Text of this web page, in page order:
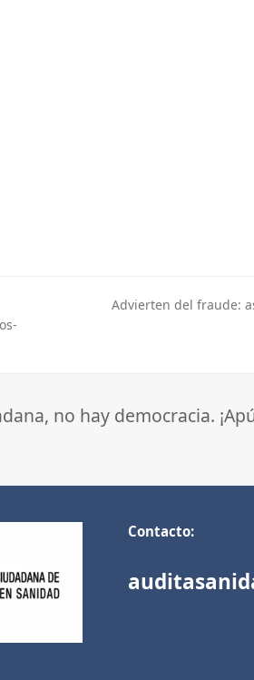
Advierten del fraude:
no hay democracia.
Contacto: